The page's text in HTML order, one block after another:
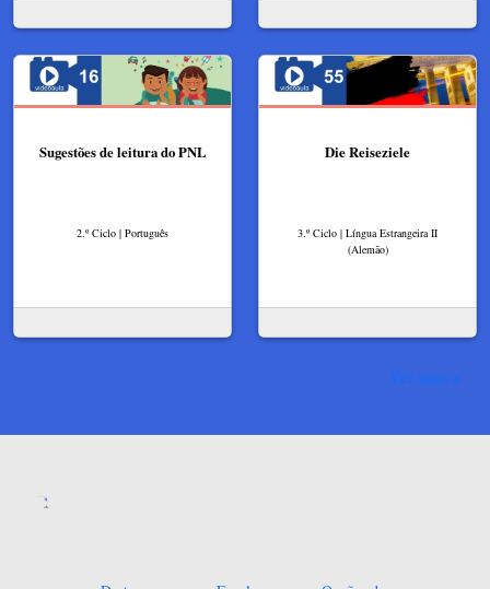
Sugestões de leitura do PNL
2.º Ciclo | Português
Die Reiseziele
3.º Ciclo | Língua Estrangeira II
(Alemão)
Ver mais